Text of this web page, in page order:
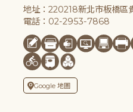
地址：220218新北市板橋區
電話：02-2953-7868
Google 地圖